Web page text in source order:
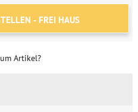
- FREI HAUS
Artikel?